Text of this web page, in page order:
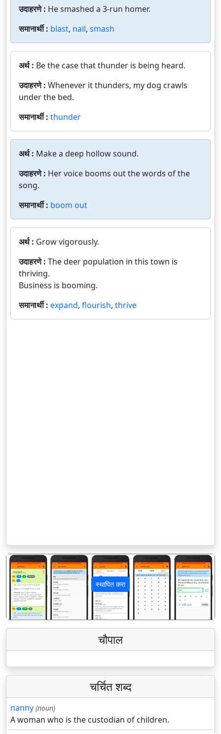
उदाहरणे : He smashed a 3-run homer.
समानार्थी : blast, nail, smash
अर्थ : Be the case that thunder is being heard.
उदाहरणे : Whenever it thunders, my dog crawls
under the bed.
समानार्थी : thunder
अर्थ : Make a deep hollow sound.
उदाहरणे : Her voice booms out the words of the
song.
समानार्थी : boom out
अर्थ : Grow vigorously.
उदाहरणे : The deer population in this town is
thriving.
Business is booming.
समानार्थी : expand, flourish, thrive
स्थापित करा
पिछला अगला
चौपाल
चर्चित शब्द
nanny (noun)
A woman who is the custodian of children.